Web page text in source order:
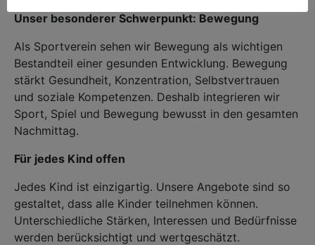
Unser besonderer Schwerpunkt: Bewegung
Als Sportverein sehen wir Bewegung als wichtigen
Bestandteil einer gesunden Entwicklung. Bewegung
stärkt Gesundheit, Konzentration, Selbstvertrauen
und soziale Kompetenzen. Deshalb integrieren wir
Sport, Spiel und Bewegung bewusst in den gesamten
Nachmittag.
Für jedes Kind offen
Jedes Kind ist einzigartig. Unsere Angebote sind so
gestaltet, dass alle Kinder teilnehmen können.
Unterschiedliche Stärken, Interessen und Bedürfnisse
werden berücksichtigt und wertgeschätzt.